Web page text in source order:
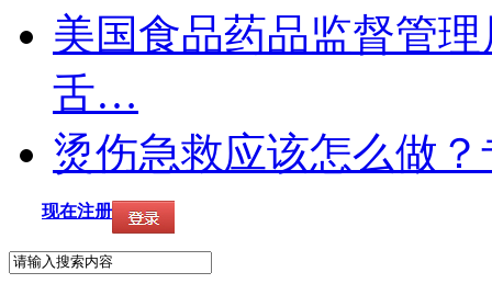
美国食品药品监督管
舌…
烫伤急救应该怎么做
现在注册